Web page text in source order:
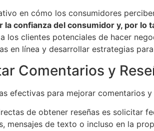
en cómo los consumidores
confianza del consumidor y, por lo
los clientes potenciales de hacer
en línea y desarrollar estrategias
Comentarios y
efectivas para mejorar comentarios y
de obtener reseñas es solicitar
mensajes de texto o incluso en la